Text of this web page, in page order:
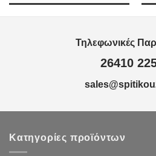
Τηλεφωνικές
26410
Κατηγορίες προϊόντων